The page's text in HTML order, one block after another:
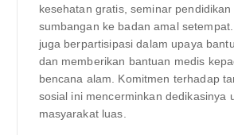
kesehatan gratis, seminar
sumbangan ke badan amal
juga berpartisipasi dalam upaya
dan memberikan bantuan medis
bencana alam. Komitmen terhadap
sosial ini mencerminkan dedikasinya
masyarakat luas.